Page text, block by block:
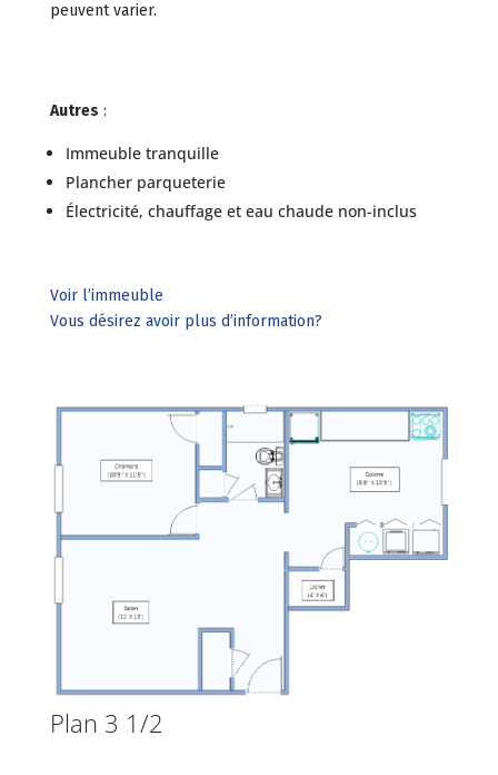
peuvent varier.
Autres :
Immeuble tranquille
Plancher parqueterie
Électricité, chauffage et eau chaude non-inclus
Voir l’immeuble
Vous désirez avoir plus d’information?
Plan 3 1/2